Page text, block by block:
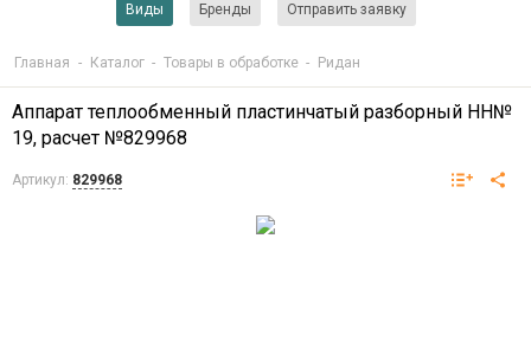
Виды Бренды Отправить заявку
Главная - Каталог - Товары в обработке - Ридан
Аппарат теплообменный пластинчатый разборный НН№
19, расчет №829968
Артикул: 829968